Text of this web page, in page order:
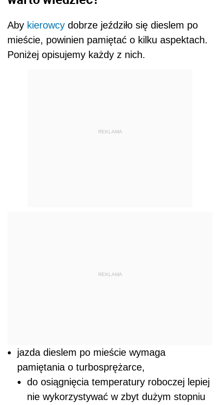
Aby kierowcy dobrze jeździło się dieslem po
mieście, powinien pamiętać o kilku aspektach.
Poniżej opisujemy każdy z nich.
REKLAMA
REKLAMA
jazda dieslem po mieście wymaga
pamiętania o turbosprężarce,
do osiągnięcia temperatury roboczej lepiej
nie wykorzystywać w zbyt dużym stopniu